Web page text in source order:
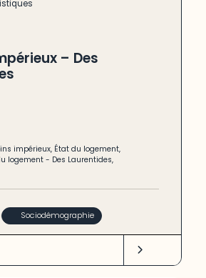
– Des
impérieux, État du logement,
logement - Des Laurentides,
Sociodémographie